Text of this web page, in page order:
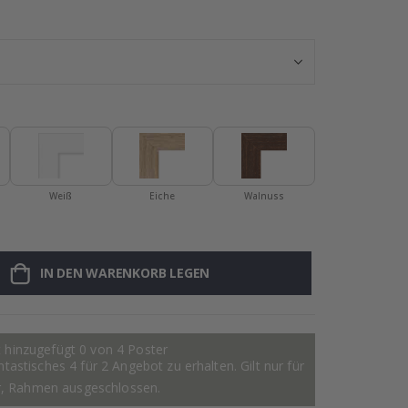
Weiß Eiche Walnuss
IN DEN WARENKORB LEGEN
hinzugefügt 0 von 4 Poster
4 für 2 Angebot zu erhalten. Gilt nur für
Rahmen ausgeschlossen.